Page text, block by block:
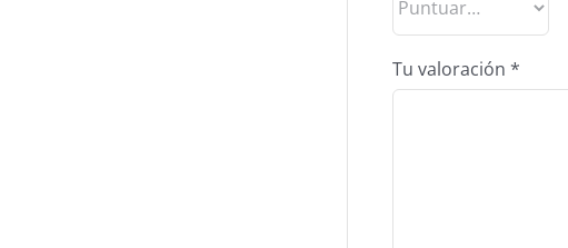
Tu valoración *